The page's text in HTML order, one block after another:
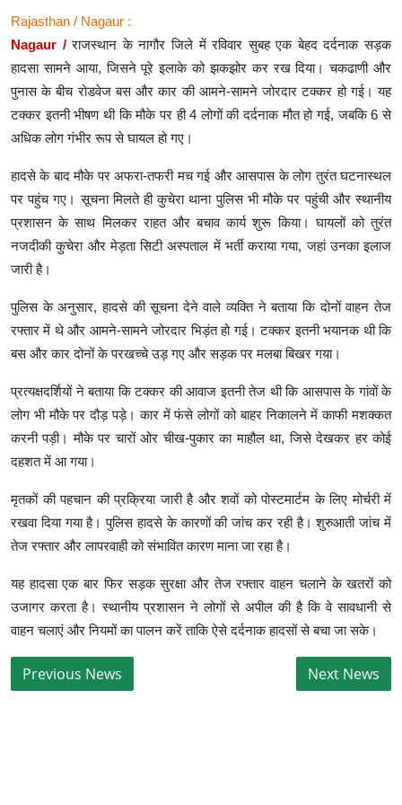
Rajasthan / Nagaur :
Nagaur /राजस्थान के नागौर जिले में रविवार सुबह एक बेहद दर्दनाक सड़क
हादसा सामने आया, जिसने पूरे इलाके को झकझोर कर रख दिया। चकढाणी और
पुनास के बीच रोडवेज बस और कार की आमने-सामने जोरदार टक्कर हो गई। यह
टक्कर इतनी भीषण थी कि मौके पर ही 4 लोगों की दर्दनाक मौत हो गई, जबकि 6 से
अधिक लोग गंभीर रूप से घायल हो गए।
हादसे के बाद मौके पर अफरा-तफरी मच गई और आसपास के लोग तुरंत घटनास्थल
पर पहुंच गए। सूचना मिलते ही कुचेरा थाना पुलिस भी मौके पर पहुंची और स्थानीय
प्रशासन के साथ मिलकर राहत और बचाव कार्य शुरू किया। घायलों को तुरंत
नजदीकी कुचेरा और मेड़ता सिटी अस्पताल में भर्ती कराया गया, जहां उनका इलाज
जारी है।
पुलिस के अनुसार, हादसे की सूचना देने वाले व्यक्ति ने बताया कि दोनों वाहन तेज
रफ्तार में थे और आमने-सामने जोरदार भिड़ंत हो गई। टक्कर इतनी भयानक थी कि
बस और कार दोनों के परखच्चे उड़ गए और सड़क पर मलबा बिखर गया।
प्रत्यक्षदर्शियों ने बताया कि टक्कर की आवाज इतनी तेज थी कि आसपास के गांवों के
लोग भी मौके पर दौड़ पड़े। कार में फंसे लोगों को बाहर निकालने में काफी मशक्कत
करनी पड़ी। मौके पर चारों ओर चीख-पुकार का माहौल था, जिसे देखकर हर कोई
दहशत में आ गया।
मृतकों की पहचान की प्रक्रिया जारी है और शवों को पोस्टमार्टम के लिए मोर्चरी में
रखवा दिया गया है। पुलिस हादसे के कारणों की जांच कर रही है। शुरुआती जांच में
तेज रफ्तार और लापरवाही को संभावित कारण माना जा रहा है।
यह हादसा एक बार फिर सड़क सुरक्षा और तेज रफ्तार वाहन चलाने के खतरों को
उजागर करता है। स्थानीय प्रशासन ने लोगों से अपील की है कि वे सावधानी से
वाहन चलाएं और नियमों का पालन करें ताकि ऐसे दर्दनाक हादसों से बचा जा सके।